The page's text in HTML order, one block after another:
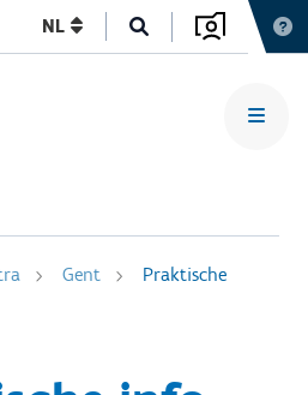
NL
Gent
Praktische